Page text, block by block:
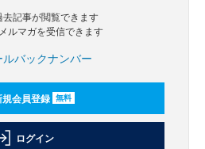
去記事が閲覧できます
ルマガを受信できます
ルバックナンバー
規会員登録 無料
ログイン